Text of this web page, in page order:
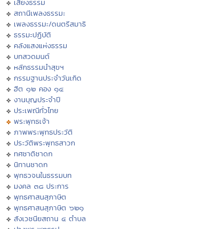
เสียงธรรม
สถานีเพลงธรรมะ
เพลงธรรมะ/ดนตรีสมาธิ
ธรรมะปฏิบัติ
คลังแสงแห่งธรรม
บทสวดมนต์
หลักธรรมนำสุขฯ
กรรมฐานประจำวันเกิด
ฮีต ๑๒ คอง ๑๔
งานบุญประจำปี
ประเพณีทั่วไทย
พระพุทธเจ้า
ภาพพระพุทธประวัติ
ประวัติพระพุทธสาวก
ทศชาติชาดก
นิทานชาดก
พุทธวจนในธรรมบท
มงคล ๓๘ ประการ
พุทธศาสนสุภาษิต
พุทธศาสนสุภาษิต ๖๒๑
สังเวชนียสถาน ๔ ตำบล